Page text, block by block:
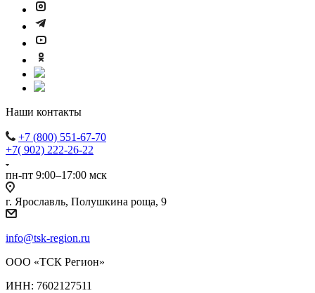
Наши контакты
+7 (800) 551-67-70
+7( 902) 222-26-22
пн-пт 9:00–17:00 мск
г. Ярославль, Полушкина роща, 9
info@tsk-region.ru
ООО «ТСК Регион»
ИНН: 7602127511